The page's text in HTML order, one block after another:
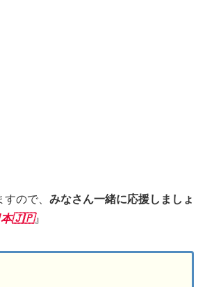
ので、 みなさん一緒に応援しましょ
本🇯🇵』